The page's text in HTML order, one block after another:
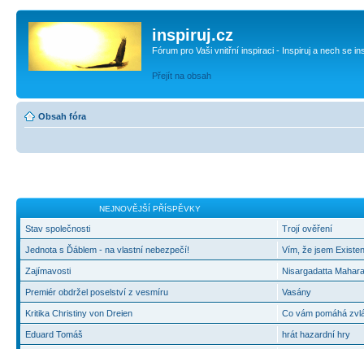
inspiruj.cz
Fórum pro Vaši vnitřní inspiraci - Inspiruj a nech se
Přejít na obsah
Obsah fóra
NEJNOVĚJŠÍ PŘÍSPĚVKY
Stav společnosti
Jednota s Ďáblem - na vlastní nebezpečí!
Zajímavosti
Premiér obdržel poselství z vesmíru
Kritika Christiny von Dreien
Eduard Tomáš
Trojí ověření
Vím, že jsem
Nisargadatta
Vasány
Co vám pomáhá
hrát hazardní hry